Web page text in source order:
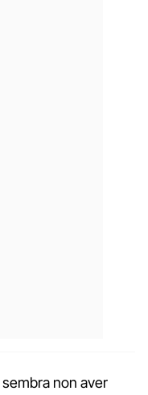
sembra non aver